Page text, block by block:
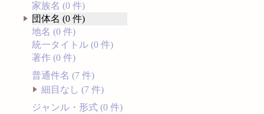
家族名 (0 件)
団体名 (0 件)
地名 (0 件)
統一タイトル (0 件)
著作 (0 件)
普通件名 (7 件)
細目なし (7 件)
ジャンル・形式 (0 件)